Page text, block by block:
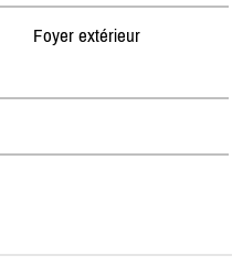
Foyer extérieur